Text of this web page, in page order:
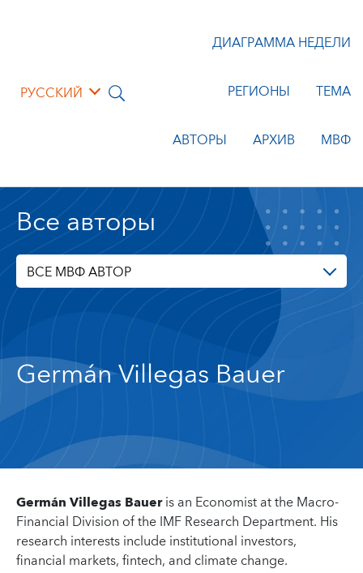
РУССКИЙ
ДИАГРАММА НЕДЕЛИ
РЕГИОНЫ ТЕМА
АВТОРЫ АРХИВ МВФ
Все авторы
ВСЕ МВФ АВТОР
Germán Villegas Bauer
Germán Villegas Baueris an Economist at the Macro-
Financial Division of the IMF Research Department. His
research interests include institutional investors,
financial markets, fintech, and climate change.